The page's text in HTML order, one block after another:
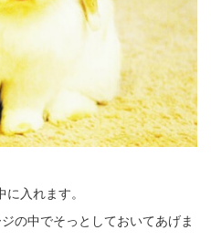
入れます。
の中でそっとしておいてあげま